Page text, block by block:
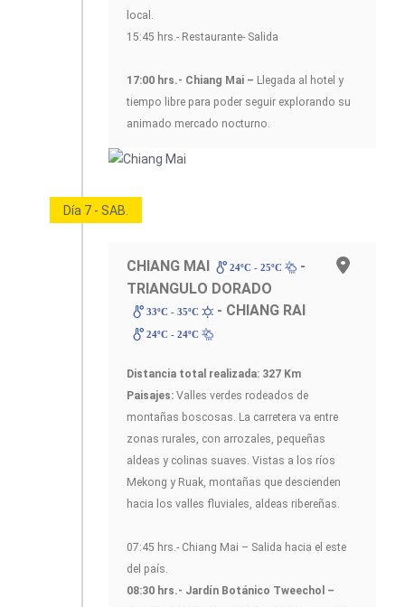
local.
15:45 hrs.- Restaurante- Salida
17:00 hrs.- Chiang Mai – Llegada al hotel y
tiempo libre para poder seguir explorando su
animado mercado nocturno.
Día 7 - SAB.
CHIANG MAI 24ºC - 25ºC
-
TRIANGULO DORADO
33ºC - 35ºC - CHIANG RAI
24ºC - 24ºC
Distancia total realizada: 327 Km
Paisajes: Valles verdes rodeados de
montañas boscosas. La carretera va entre
zonas rurales, con arrozales, pequeñas
aldeas y colinas suaves. Vistas a los ríos
Mekong y Ruak, montañas que descienden
hacia los valles fluviales, aldeas ribereñas.
07:45 hrs.- Chiang Mai – Salida hacia el este
del país.
08:30 hrs.- Jardín Botánico Tweechol –